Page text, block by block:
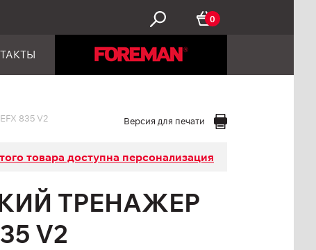
0
835 V2 Версия для печати
товара доступна персонализация
ТРЕНАЖЕР
V2